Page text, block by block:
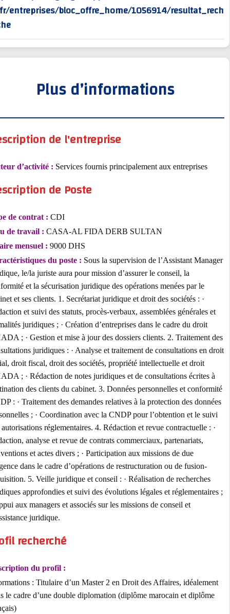
rv/fr/entreprises/bloc_offre_home/1056914/
erche
Plus d’informations
Description de l'entreprise
Secteur d’activité :Services fournis principalement aux entreprises
Description de Poste
Type de contrat :
Lieu de travail :CASA-AL FIDA DERB SULTAN
Salaire mensuel :9000 DHS
Caractéristiques du poste :Sous la supervision de l’Assistant
juridique, le/la juriste aura pour mission d’assurer le conseil, la
conformité et la sécurisation juridique des opérations menées par le
cabinet et ses clients. 1. Secrétariat juridique et droit des sociétés : ·
Rédaction et suivi des statuts, procès-verbaux, assemblées générales
formalités juridiques ; · Création d’entreprises dans le cadre du droit
OHADA ; · Gestion et mise à jour des dossiers clients. 2.
consultations juridiques : · Analyse et traitement de consultations en
social, droit fiscal, droit des sociétés, propriété intellectuelle et droit
OHADA ; · Rédaction de notes juridiques et de consultations écrites
destination des clients du cabinet. 3. Données personnelles et
CNDP : · Traitement des demandes relatives à la protection des
personnelles ; · Coordination avec la CNDP pour l’obtention et le
des autorisations réglementaires. 4. Rédaction et revue contractuelle
Rédaction, analyse et revue de contrats commerciaux, partenariats,
conventions et actes divers ; · Participation aux missions de due
diligence dans le cadre d’opérations de restructuration ou de fusion-
acquisition. 5. Veille juridique et conseil : · Réalisation de recherches
juridiques approfondies et suivi des évolutions légales et
· Appui aux managers et associés sur les missions de conseil et
d’assistance juridique.
Profil recherché
Description du profil :
· Formations : Titulaire d’un Master 2 en Droit des Affaires,
dans le cadre d’une double diplomation (diplôme marocain et
français)